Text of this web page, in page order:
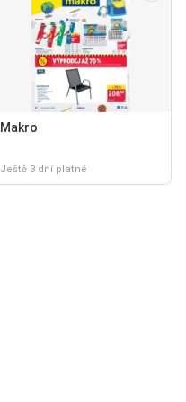
Makro
Ještě 3 dní platné